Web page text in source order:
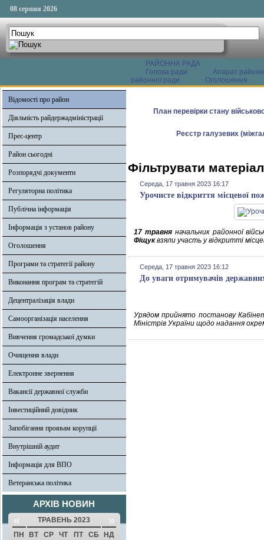
08 серпня 2026
РАЙОННА РАДА
Голова ради
Апарат
районної ради
Оголошення
Відомості про район
Діяльність райдержадміністрації
Прес-центр
Район сьогодні
Розпорядчі документи
Регуляторна політика
Публічна інформація
Інформація з установ району
Оголошення
Програми та стратегії району
Виконання програм та стратегій
Децентралізація влади
Самоорганізація населення
Вивчення громадської думки
Очищення влади
Електронне звернення
Вакансії державної служби
Інвестиційний довідник
Запобігання проявам корупції
Внутрішній аудит
Інформація для ВПО
Ветеранська політика
АРХІВ НОВИН
« ТРАВЕНЬ 2023 »
ПН ВТ СР ЧТ ПТ СБ
НД
План перевірки стану
Реєстр галузевих
Фільтрувати
Середа, 17 травня 2023 16:17
Урочисте відкриття місцевої
17 травняначальник районної
Фіщуквзяли участь у відкритті
Середа, 17 травня 2023 16:12
До уваги отримувачів
Урядом прийнято постанову
Міністрів України щодо надання